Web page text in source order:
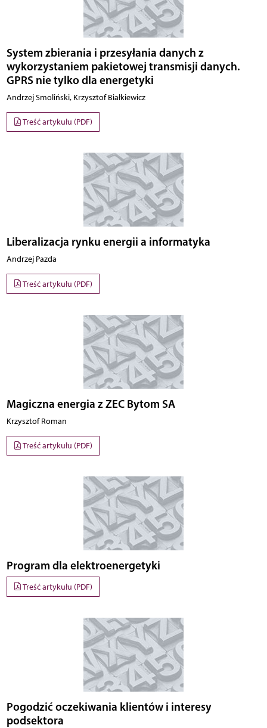
System zbierania i przesyłania danych z
wykorzystaniem pakietowej transmisji danych.
GPRS nie tylko dla energetyki
Andrzej Smoliński, Krzysztof Białkiewicz
Treść artykułu (PDF)
Liberalizacja rynku energii a informatyka
Andrzej Pazda
Treść artykułu (PDF)
Magiczna energia z ZEC Bytom SA
Krzysztof Roman
Treść artykułu (PDF)
Program dla elektroenergetyki
Treść artykułu (PDF)
Pogodzić oczekiwania klientów i interesy
podsektora